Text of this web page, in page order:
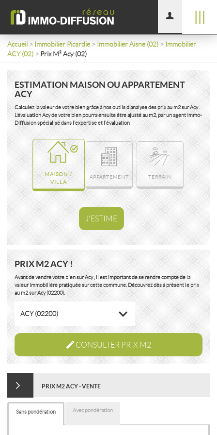
Accueil > Immobilier Picardie > Immobilier Aisne (02) > Immobilier
ACY (02) > Prix M² Acy (02)
ESTIMATION MAISON OU APPARTEMENT
ACY
Calculez la valeur de votre bien grâce à nos outils d'analyse des prix au m2 sur Acy .
L'évaluation Acy de votre bien pourra ensuite être ajusté au m2, par un agent Immo-
Diffusion spécialisé dans l'expertise et l'évaluation
MAISON /
VILLA
APPARTEMENT TERRAIN
J'ESTIME
PRIX M2 ACY !
Avant de vendre votre bien sur Acy , il est important de se rendre compte de la
valeur immobilière pratiquée sur cette commune. Découvrez dès à présent le prix
au m2 sur Acy (02200).
ACY (02200)
CONSULTER PRIX M2
PRIX M2 ACY - VENTE
Sans pondération Avec pondération